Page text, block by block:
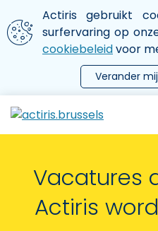
Aller au contenu principal
We gebruiken cookies
Actiris gebruikt
surfervaring op
cookiebeleidvoor
Verander
le menu
Vacatures
Actiris